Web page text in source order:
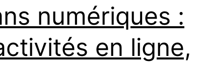
numériques :
en ligne,